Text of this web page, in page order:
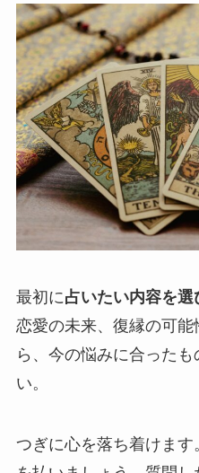
最初に占いたい内容を選
恋愛の未来、復縁の可
ら、今の悩みに合った
い。
つぎに心を落ち着けま